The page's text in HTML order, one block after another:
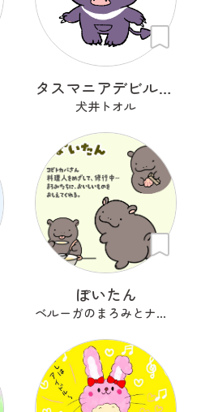
タスマニアデビルのデビぷん
犬井トオル
ぽいたん
ベルーガのまろみとナカマたち